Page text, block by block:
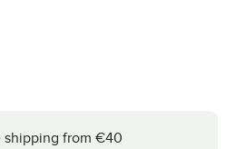
shipping from €40